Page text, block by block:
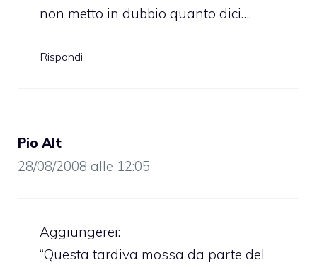
non metto in dubbio quanto dici….
Rispondi
Pio Alt
28/08/2008 alle 12:05
Aggiungerei:
“Questa tardiva mossa da parte del